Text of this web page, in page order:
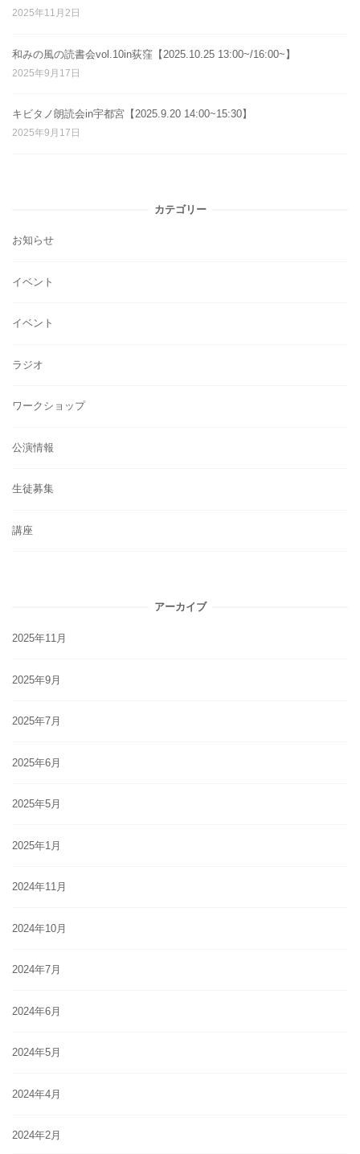
2025年11月2日
和みの風の読書会vol.10in荻窪【2025.10.25 13:00~/16:00~】
2025年9月17日
キビタノ朗読会in宇都宮【2025.9.20 14:00~15:30】
2025年9月17日
カテゴリー
お知らせ
イベント
イベント
ラジオ
ワークショップ
公演情報
生徒募集
講座
アーカイブ
2025年11月
2025年9月
2025年7月
2025年6月
2025年5月
2025年1月
2024年11月
2024年10月
2024年7月
2024年6月
2024年5月
2024年4月
2024年2月